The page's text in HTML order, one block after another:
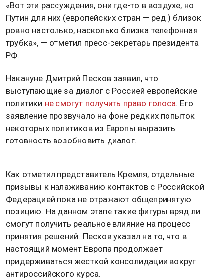
«Вот эти рассуждения, они где-то в воздухе, но
Путин для них (европейских стран — ред.) близок
ровно настолько, насколько близка телефонная
трубка», — отметил пресс-секретарь президента
РФ.
Накануне Дмитрий Песков заявил, что
выступающие за диалог с Россией европейские
политики не смогут получить право голоса. Его
заявление прозвучало на фоне редких попыток
некоторых политиков из Европы выразить
готовность возобновить диалог.
Как отметил представитель Кремля, отдельные
призывы к налаживанию контактов с Российской
Федерацией пока не отражают общепринятую
позицию. На данном этапе такие фигуры вряд ли
смогут получить реальное влияние на процесс
принятия решений. Песков указал на то, что в
настоящий момент Европа продолжает
придерживаться жесткой консолидации вокруг
антироссийского курса.